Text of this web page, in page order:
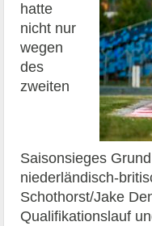
hatte
nicht nur
wegen
des
zweiten
Saisonsieges
niederländisch-
Schothorst/Jake
Qualifikationslauf